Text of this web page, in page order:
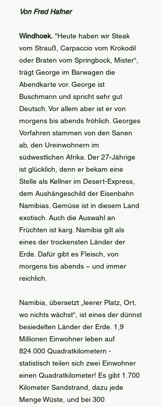
Von Fred Hafner
Windhoek. "Heute haben wir Steak
vom Strauß, Carpaccio vom Krokodil
oder Braten vom Springbock, Mister“,
trägt George im Barwagen die
Abendkarte vor. George ist
Buschmann und spricht sehr gut
Deutsch. Vor allem aber ist er von
morgens bis abends fröhlich. Georges
Vorfahren stammen von den Sanen
ab, den Ureinwohnern im
südwestlichen Afrika. Der 27-Jährige
ist glücklich, denn er bekam eine
Stelle als Kellner im Desert-Express,
dem Aushängeschild der Eisenbahn
Namibias. Gemüse ist in diesem Land
exotisch. Auch die Auswahl an
Früchten ist karg. Namibia gilt als
eines der trockensten Länder der
Erde. Dafür gibt es Fleisch, von
morgens bis abends – und immer
reichlich.
Namibia, übersetzt „leerer Platz, Ort,
wo nichts wächst“, ist eines der dünnst
besiedelten Länder der Erde. 1,9
Millionen Einwohner leben auf
824.000 Quadratkilometern -
statistisch teilen sich zwei Einwohner
einen Quadratkilometer! Es gibt 1.700
Kilometer Sandstrand, dazu jede
Menge Wüste, und bei 300